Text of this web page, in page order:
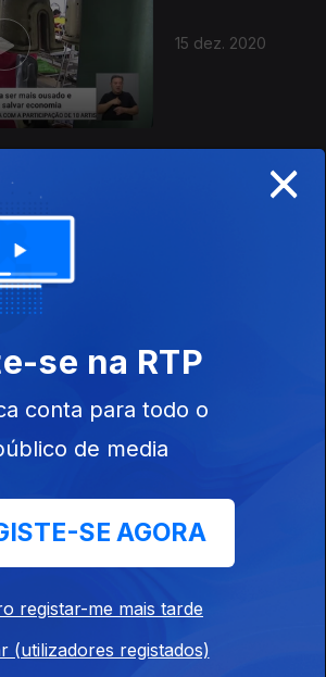
15 dez. 2020
11 dez. 2020
09 dez. 2020
×
se na RTP
conta para todo o
de media
SE AGORA
registar-me mais tarde
(utilizadores registados)